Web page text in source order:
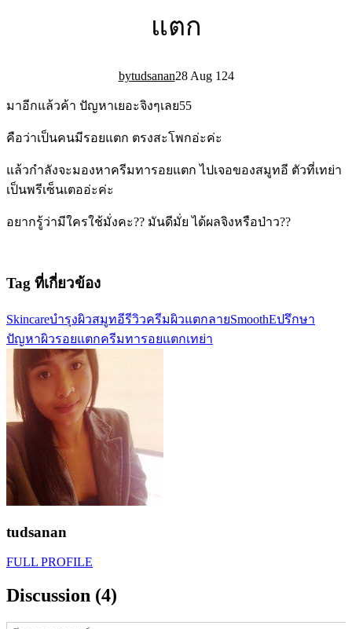
แตก
tudsanan28 Aug 124
มาอีกแล้วค้า ปัญหาเยอะจิงๆเลย55
คือว่าเป็นคนมีรอยแตก ตรงสะโพกอ่ะค่ะ
แล้วกำลังจะมองหาครีมทารอยแตก ไปเจอของสมูทอี ตัวที่เทย่า
เป็นพรีเซ็นเตออ่ะค่ะ
อยากรู้ว่ามีใครใช้มั่งคะ?? มันดีมั่ย ได้ผลจิงหรือป่าว??
Tag ที่เกี่ยวข้อง
SkincareบำรุงผิวสมูทอีรีวิวครีมผิวแตกลายSmoothEปรึกษา
ปัญหาผิวรอยแตกครีมทารอยแตกเทย่า
tudsanan
FULL PROFILE
Discussion (4)